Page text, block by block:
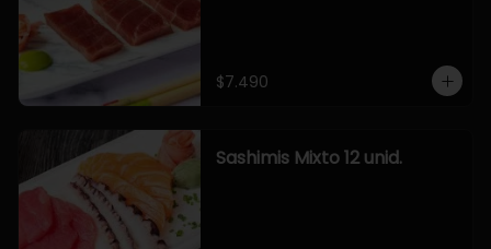
$7.490
Sashimis Mixto 12 unid.